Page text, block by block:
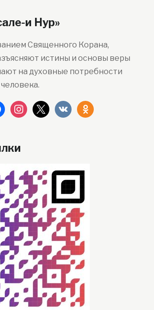
и Нур»
Священного Корана,
истины и основы веры
на духовные потребности
instagram
x vkontakteodnoklassniki